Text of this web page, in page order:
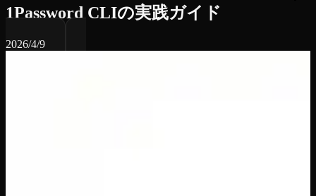
1Password CLIの実践ガイド
2026/4/9